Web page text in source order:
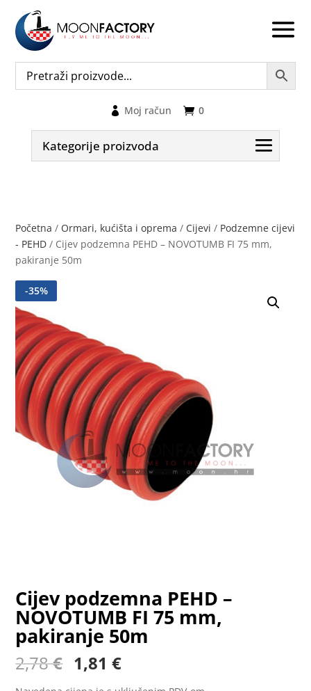
0
Moj račun
Kategorije proizvoda
Početna / Ormari, kućišta i oprema / Cijevi / Podzemne cijevi
- PEHD / Cijev podzemna PEHD – NOVOTUMB FI 75 mm,
pakiranje 50m
-35%
Cijev podzemna PEHD –
NOVOTUMB FI 75 mm,
pakiranje 50m
2,78€ Izvorna
cijena
1,81€Trenutna